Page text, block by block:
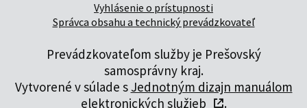
Vyhlásenie o prístupnosti
Správca obsahu a technický prevádzkovateľ
Prevádzkovateľom služby je Prešovský
samosprávny kraj.
Vytvorené v súlade s Jednotným dizajn manuálom
elektronických služieb
.